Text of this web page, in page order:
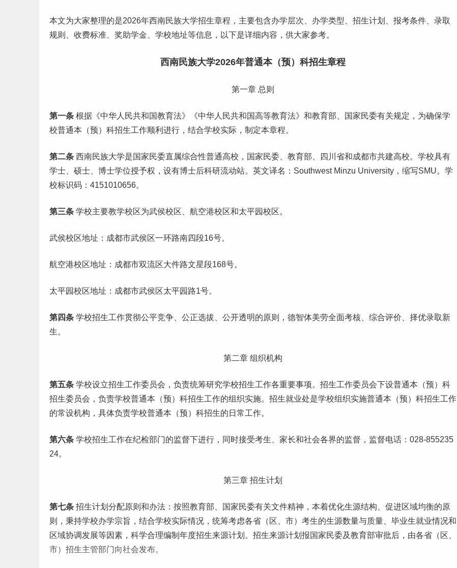
本文为大家整理的是2026年西南民族大学招生章程，主要包含办学层次、办学类型、招生计划、报考条件、录取
规则、 收费标准 、奖助学金、学校地址等信息，以下是详细内容，供大家参考。
西南民族大学2026年普通本（预）科招生章程
第一章 总则
第一条 根据《中华人民共和国教育法》《中华人民共和国高等教育法》和教育部、国家民委有关规定，为确保学
校普通本（预）科招生工作顺利进行，结合学校实际，制定本章程。
第二条 西南民族大学是国家民委直属综合性普通高校，国家民委、教育部、 四川 省和成都市共建高校。学校具有
学士、硕士、博士学位授予权，设有博士后科研流动站。英文译名：Southwest Minzu University，缩写SMU。学
校标识码：4151010656。
第三条 学校主要教学校区为武侯校区、航空港校区和太平园校区。
武侯校区地址：成都市武侯区一环路南四段16号。
航空港校区地址：成都市双流区大件路文星段168号。
太平园校区地址：成都市武侯区太平园路1号。
第四条 学校招生工作贯彻公平竞争、公正选拔、公开透明的原则，德智体美劳全面考核、综合评价、择优录取新
生。
第二章 组织机构
第五条 学校设立招生工作委员会，负责统筹研究学校招生工作各重要事项。招生工作委员会下设普通本（预）科
招生委员会，负责学校普通本（预）科招生工作的组织实施。招生就业处是学校组织实施普通本（预）科招生工作
的常设机构，具体负责学校普通本（预）科招生的日常工作。
第六条 学校招生工作在纪检部门的监督下进行，同时接受考生、家长和社会各界的监督，监督电话：028-855235
24。
第三章 招生计划
第七条 招生计划分配原则和办法：按照教育部、国家民委有关文件精神，本着优化生源结构、促进区域均衡的原
则，秉持学校办学宗旨，结合学校实际情况，统筹考虑各省（区、市）考生的生源数量与质量、 毕业生就业情况和
区域协调发展等因素，科学合理编制年度招生来源计划。招生来源计划报国家民委及教育部审批后，由各省（区、
市）招生主管部门向社会发布。